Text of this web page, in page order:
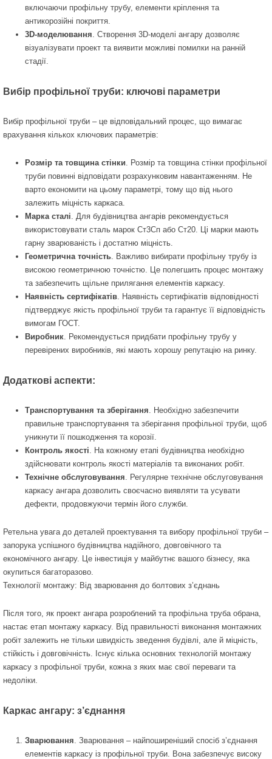
включаючи профільну трубу, елементи кріплення та
антикорозійні покриття.
3D-моделювання. Створення 3D-моделі ангару дозволяє
візуалізувати проект та виявити можливі помилки на ранній
стадії.
Вибір профільної труби: ключові параметри
Вибір профільної труби – це відповідальний процес, що вимагає
врахування кількох ключових параметрів:
Розмір та товщина стінки. Розмір та товщина стінки профільної
труби повинні відповідати розрахунковим навантаженням. Не
варто економити на цьому параметрі, тому що від нього
залежить міцність каркаса.
Марка сталі. Для будівництва ангарів рекомендується
використовувати сталь марок Ст3Сп або Ст20. Ці марки мають
гарну зварюваність і достатню міцність.
Геометрична точність. Важливо вибирати профільну трубу із
високою геометричною точністю. Це полегшить процес монтажу
та забезпечить щільне прилягання елементів каркасу.
Наявність сертифікатів. Наявність сертифікатів відповідності
підтверджує якість профільної труби та гарантує її відповідність
вимогам ГОСТ.
Виробник. Рекомендується придбати профільну трубу у
перевірених виробників, які мають хорошу репутацію на ринку.
Додаткові аспекти:
Транспортування та зберігання. Необхідно забезпечити
правильне транспортування та зберігання профільної труби, щоб
уникнути її пошкодження та корозії.
Контроль якості. На кожному етапі будівництва необхідно
здійснювати контроль якості матеріалів та виконаних робіт.
Технічне обслуговування. Регулярне технічне обслуговування
каркасу ангара дозволить своєчасно виявляти та усувати
дефекти, продовжуючи термін його служби.
Ретельна увага до деталей проектування та вибору профільної труби –
запорука успішного будівництва надійного, довговічного та
економічного ангару. Це інвестиція у майбутнє вашого бізнесу, яка
окупиться багаторазово.
Технології монтажу: Від зварювання до болтових з’єднань
Після того, як проект ангара розроблений та профільна труба обрана,
настає етап монтажу каркасу. Від правильності виконання монтажних
робіт залежить не тільки швидкість зведення будівлі, але й міцність,
стійкість і довговічність. Існує кілька основних технологій монтажу
каркасу з профільної труби, кожна з яких має свої переваги та
недоліки.
Каркас ангару: з’єднання
Зварювання. Зварювання – найпоширеніший спосіб з’єднання
елементів каркасу із профільної труби. Вона забезпечує високу